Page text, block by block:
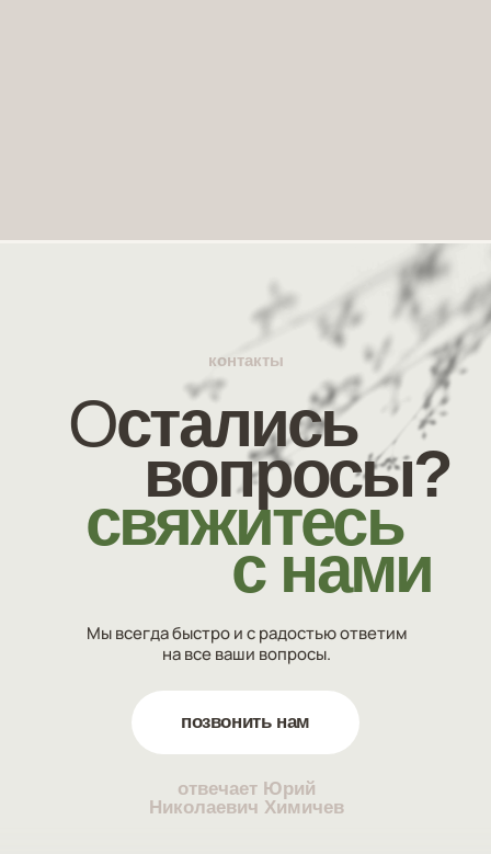
контакты
Мы всегда быстро и с радостью ответим
на все ваши вопросы.
позвонить нам
отвечает Юрий
Николаевич Химичев
Остались
вопросы?
свяжитесь
с нами